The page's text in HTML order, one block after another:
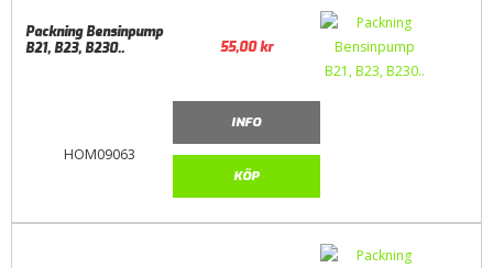
HOM09063
Packning Bensinpump
B21, B23, B230..
55,00kr
INFO
KÖP